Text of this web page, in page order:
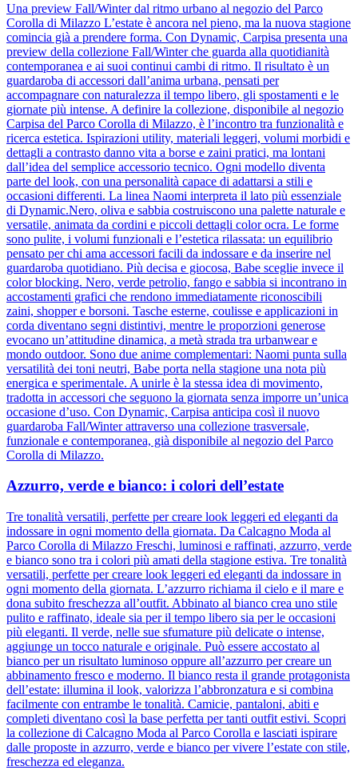
Una preview Fall/Winter dal ritmo urbano al negozio del Parco
Corolla di Milazzo L’estate è ancora nel pieno, ma la nuova stagione
comincia già a prendere forma. Con Dynamic, Carpisa presenta una
preview della collezione Fall/Winter che guarda alla quotidianità
contemporanea e ai suoi continui cambi di ritmo. Il risultato è un
guardaroba di accessori dall’anima urbana, pensati per
accompagnare con naturalezza il tempo libero, gli spostamenti e le
giornate più intense. A definire la collezione, disponibile al negozio
Carpisa del Parco Corolla di Milazzo, è l’incontro tra funzionalità e
ricerca estetica. Ispirazioni utility, materiali leggeri, volumi morbidi e
dettagli a contrasto danno vita a borse e zaini pratici, ma lontani
dall’idea del semplice accessorio tecnico. Ogni modello diventa
parte del look, con una personalità capace di adattarsi a stili e
occasioni differenti. La linea Naomi interpreta il lato più essenziale
di Dynamic.Nero, oliva e sabbia costruiscono una palette naturale e
versatile, animata da cordini e piccoli dettagli color ocra. Le forme
sono pulite, i volumi funzionali e l’estetica rilassata: un equilibrio
pensato per chi ama accessori facili da indossare e da inserire nel
guardaroba quotidiano. Più decisa e giocosa, Babe sceglie invece il
color blocking. Nero, verde petrolio, fango e sabbia si incontrano in
accostamenti grafici che rendono immediatamente riconoscibili
zaini, shopper e borsoni. Tasche esterne, coulisse e applicazioni in
corda diventano segni distintivi, mentre le proporzioni generose
evocano un’attitudine dinamica, a metà strada tra urbanwear e
mondo outdoor. Sono due anime complementari: Naomi punta sulla
versatilità dei toni neutri, Babe porta nella stagione una nota più
energica e sperimentale. A unirle è la stessa idea di movimento,
tradotta in accessori che seguono la giornata senza imporre un’unica
occasione d’uso. Con Dynamic, Carpisa anticipa così il nuovo
guardaroba Fall/Winter attraverso una collezione trasversale,
funzionale e contemporanea, già disponibile al negozio del Parco
Corolla di Milazzo.
Azzurro, verde e bianco: i colori dell’estate
Tre tonalità versatili, perfette per creare look leggeri ed eleganti da
indossare in ogni momento della giornata. Da Calcagno Moda al
Parco Corolla di Milazzo Freschi, luminosi e raffinati, azzurro, verde
e bianco sono tra i colori più amati della stagione estiva. Tre tonalità
versatili, perfette per creare look leggeri ed eleganti da indossare in
ogni momento della giornata. L’azzurro richiama il cielo e il mare e
dona subito freschezza all’outfit. Abbinato al bianco crea uno stile
pulito e raffinato, ideale sia per il tempo libero sia per le occasioni
più eleganti. Il verde, nelle sue sfumature più delicate o intense,
aggiunge un tocco naturale e originale. Può essere accostato al
bianco per un risultato luminoso oppure all’azzurro per creare un
abbinamento fresco e moderno. Il bianco resta il grande protagonista
dell’estate: illumina il look, valorizza l’abbronzatura e si combina
facilmente con entrambe le tonalità. Camicie, pantaloni, abiti e
completi diventano così la base perfetta per tanti outfit estivi. Scopri
la collezione di Calcagno Moda al Parco Corolla e lasciati ispirare
dalle proposte in azzurro, verde e bianco per vivere l’estate con stile,
freschezza ed eleganza.